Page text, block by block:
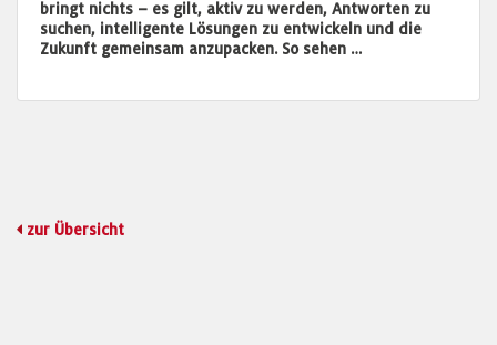
bringt nichts – es gilt, aktiv zu werden, Antworten zu
suchen, intelligente Lösungen zu entwickeln und die
Zukunft gemeinsam anzupacken. So sehen …
zur Übersicht